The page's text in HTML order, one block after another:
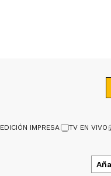
EDICIÓN IMPRESA TV EN VIVO